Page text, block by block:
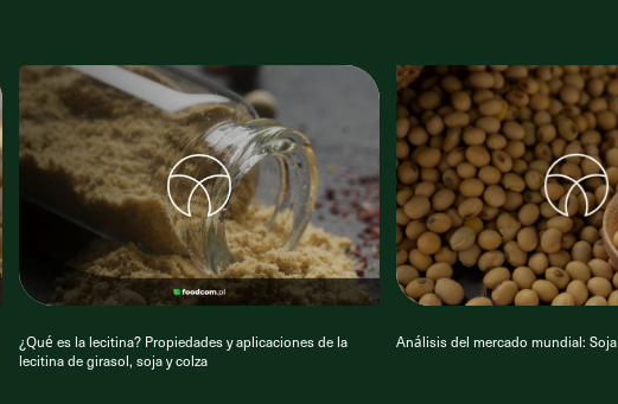
¿Qué es la lecitina? Propiedades y aplicaciones de la
lecitina de girasol, soja y colza
Análisis del mercado mundial: Soja